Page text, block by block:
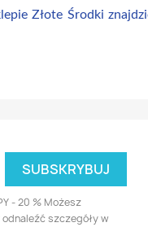
Złote Środki
- 20 % Możesz
szczegóły w